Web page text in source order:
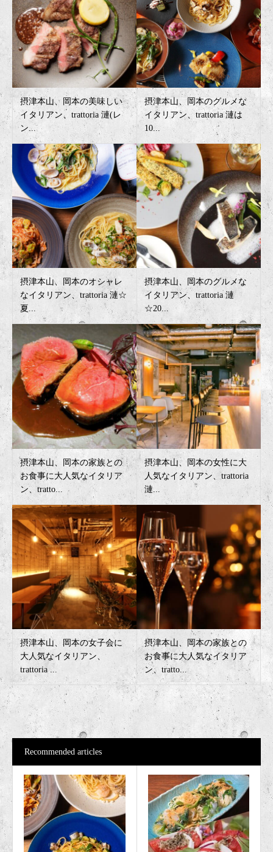
摂津本山、岡本の美味しい
イタリアン、trattoria 漣(レ
ン...
摂津本山、岡本のグルメな
イタリアン、trattoria 漣は
10...
摂津本山、岡本のオシャレ
なイタリアン、trattoria 漣☆
夏...
摂津本山、岡本のグルメな
イタリアン、trattoria 漣
☆20...
摂津本山、岡本の家族との
お食事に大人気なイタリア
ン、tratto...
摂津本山、岡本の女性に大
人気なイタリアン、trattoria
漣...
摂津本山、岡本の女子会に
大人気なイタリアン、
trattoria ...
摂津本山、岡本の家族との
お食事に大人気なイタリア
ン、tratto...
Recommended articles